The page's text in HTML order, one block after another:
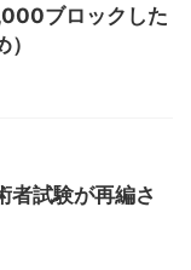
ブロックした
者試験が再編さ